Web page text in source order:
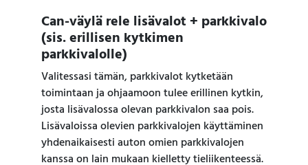
Can-väylä rele lisävalot + parkkivalo
(sis. erillisen kytkimen
parkkivalolle)
Valitessasi tämän, parkkivalot kytketään
toimintaan ja ohjaamoon tulee erillinen kytkin,
josta lisävalossa olevan parkkivalon saa pois.
Lisävaloissa olevien parkkivalojen käyttäminen
yhdenaikaisesti auton omien parkkivalojen
kanssa on lain mukaan kielletty tieliikenteessä.